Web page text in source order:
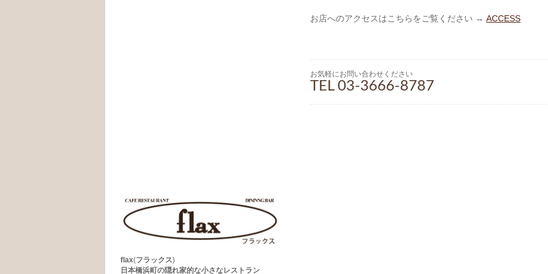
お店へのアクセスはこちらをご覧ください → ACCESS
お気軽にお問い合わせください
TEL 03-3666-8787
flax(フラックス)
日本橋浜町の隠れ家的な小さなレストラン